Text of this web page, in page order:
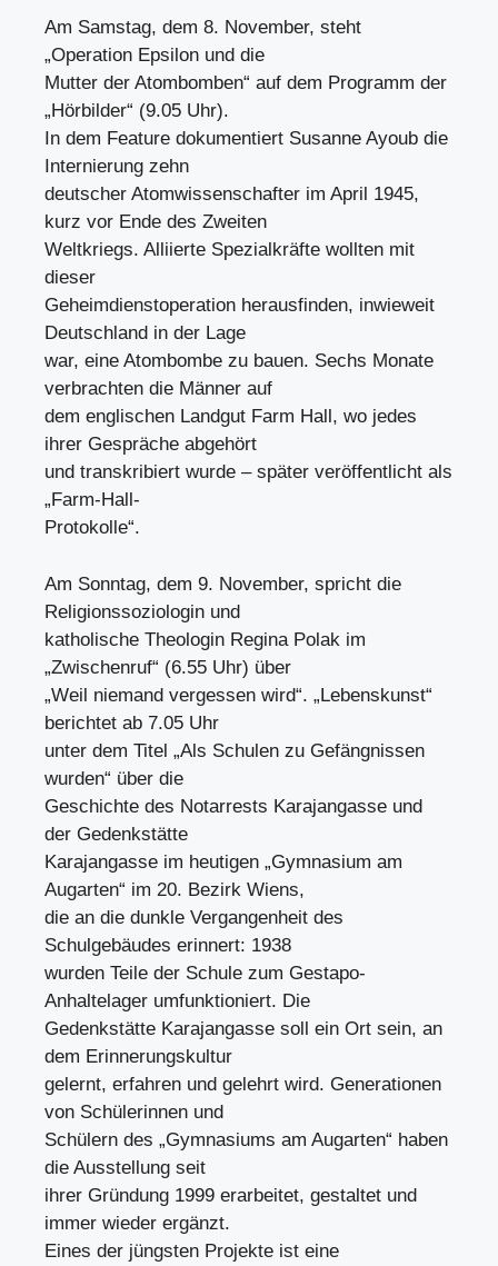
Am Samstag, dem 8. November, steht
„Operation Epsilon und die
Mutter der Atombomben“ auf dem Programm der
„Hörbilder“ (9.05 Uhr).
In dem Feature dokumentiert Susanne Ayoub die
Internierung zehn
deutscher Atomwissenschafter im April 1945,
kurz vor Ende des Zweiten
Weltkriegs. Alliierte Spezialkräfte wollten mit
dieser
Geheimdienstoperation herausfinden, inwieweit
Deutschland in der Lage
war, eine Atombombe zu bauen. Sechs Monate
verbrachten die Männer auf
dem englischen Landgut Farm Hall, wo jedes
ihrer Gespräche abgehört
und transkribiert wurde – später veröffentlicht als
„Farm-Hall-
Protokolle“.
Am Sonntag, dem 9. November, spricht die
Religionssoziologin und
katholische Theologin Regina Polak im
„Zwischenruf“ (6.55 Uhr) über
„Weil niemand vergessen wird“. „Lebenskunst“
berichtet ab 7.05 Uhr
unter dem Titel „Als Schulen zu Gefängnissen
wurden“ über die
Geschichte des Notarrests Karajangasse und
der Gedenkstätte
Karajangasse im heutigen „Gymnasium am
Augarten“ im 20. Bezirk Wiens,
die an die dunkle Vergangenheit des
Schulgebäudes erinnert: 1938
wurden Teile der Schule zum Gestapo-
Anhaltelager umfunktioniert. Die
Gedenkstätte Karajangasse soll ein Ort sein, an
dem Erinnerungskultur
gelernt, erfahren und gelehrt wird. Generationen
von Schülerinnen und
Schülern des „Gymnasiums am Augarten“ haben
die Ausstellung seit
ihrer Gründung 1999 erarbeitet, gestaltet und
immer wieder ergänzt.
Eines der jüngsten Projekte ist eine